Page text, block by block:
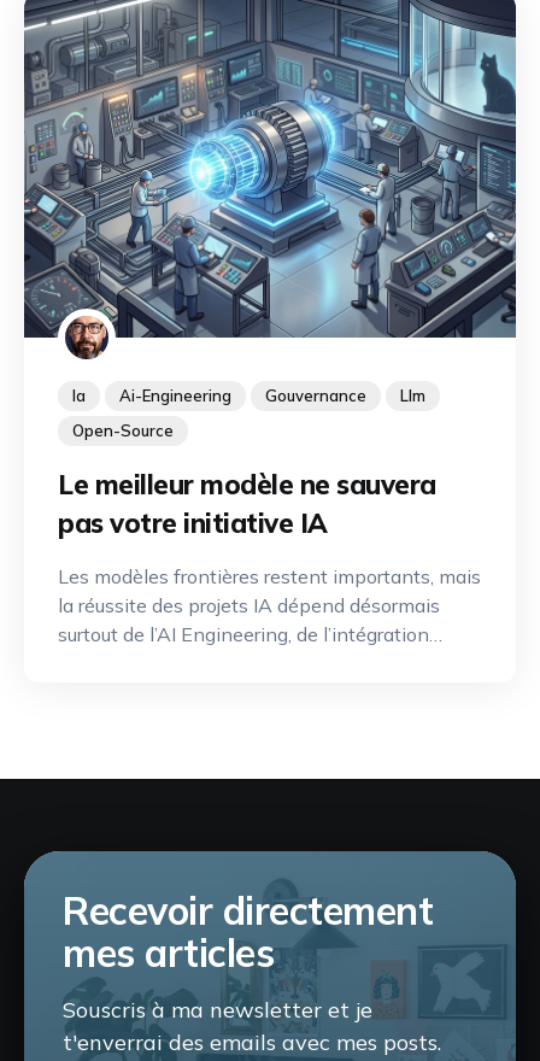
Ia Ai-Engineering Gouvernance
Llm
Open-Source
Le meilleur modèle ne sauvera
pas votre initiative IA
Les modèles frontières restent importants, mais
la réussite des projets IA dépend désormais
surtout de l’AI Engineering, de l’intégration
Recevoir directement
mes articles
Souscris à ma newsletter et je
t'enverrai des emails avec mes posts.